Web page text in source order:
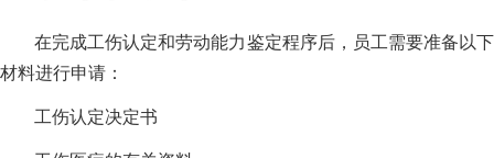
在完成工伤认定和劳动能力鉴定程序后，员工需要准备以下
材料进行申请：
工伤认定决定书